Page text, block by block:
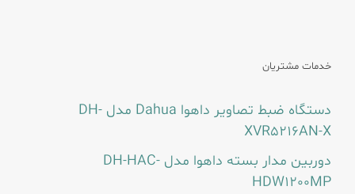
خدمات مشتریان
دستگاه ضبط تصاویر داهوا Dahua مدل DH-
XVR5216AN-X
دوربین مدار بسته داهوا مدل DH-HAC-
HDW1200MP